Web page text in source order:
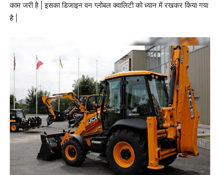
काम जरी है | इसका डिजाइन वन ग्लोबल क्वालिटी को ध्यान में रखकर किया गया
है |